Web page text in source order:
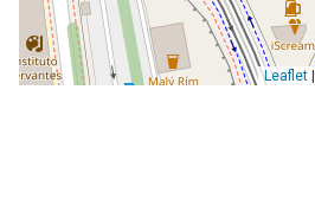
Leaflet